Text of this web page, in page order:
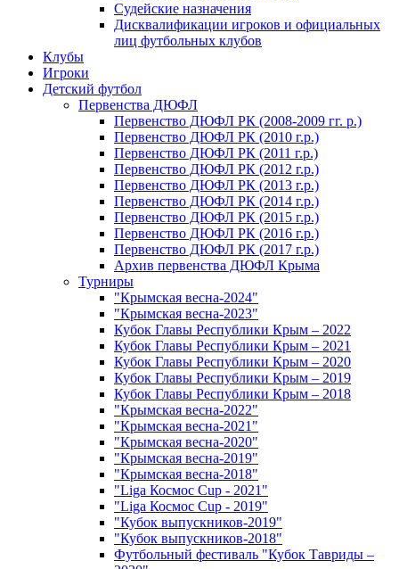
Судейские назначения
Дисквалификации игроков и официальных
лиц футбольных клубов
Клубы
Игроки
Детский футбол
Первенства ДЮФЛ
Первенство ДЮФЛ РК (2008-2009 гг. р.)
Первенство ДЮФЛ РК (2010 г.р.)
Первенство ДЮФЛ РК (2011 г.р.)
Первенство ДЮФЛ РК (2012 г.р.)
Первенство ДЮФЛ РК (2013 г.р.)
Первенство ДЮФЛ РК (2014 г.р.)
Первенство ДЮФЛ РК (2015 г.р.)
Первенство ДЮФЛ РК (2016 г.р.)
Первенство ДЮФЛ РК (2017 г.р.)
Архив первенства ДЮФЛ Крыма
Турниры
"Крымская весна-2024"
"Крымская весна-2023"
Кубок Главы Республики Крым – 2022
Кубок Главы Республики Крым – 2021
Кубок Главы Республики Крым – 2020
Кубок Главы Республики Крым – 2019
Кубок Главы Республики Крым – 2018
"Крымская весна-2022"
"Крымская весна-2021"
"Крымская весна-2020"
"Крымская весна-2019"
"Крымская весна-2018"
"Liga Космос Cup - 2021"
"Liga Космос Cup - 2019"
"Кубок выпускников-2019"
"Кубок выпускников-2018"
Футбольный фестиваль "Кубок Тавриды –